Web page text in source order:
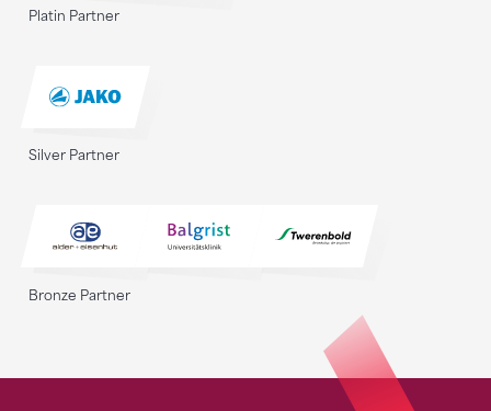
Platin Partner
Silver Partner
Bronze Partner